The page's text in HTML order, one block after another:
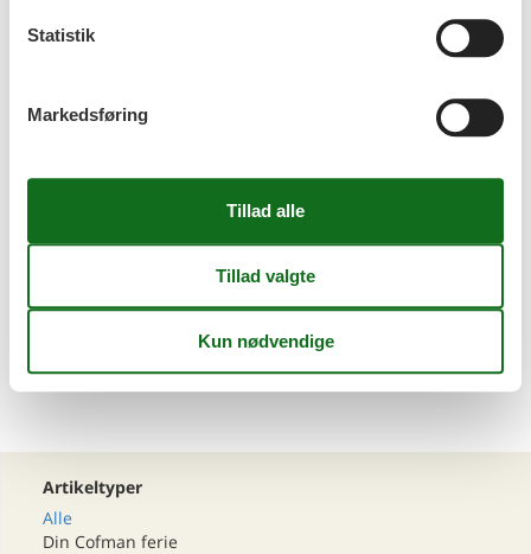
Sommerhus med pool Ötztal
Sommerhus med pool Stubaital
1 2 > >>
Artikeltyper
Alle
Din Cofman ferie
Statistik
Markedsføring